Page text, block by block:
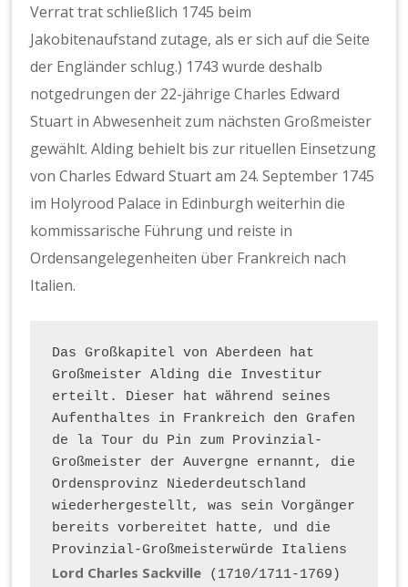
Verrat trat schließlich 1745 beim
Jakobitenaufstand zutage, als er sich auf die Seite
der Engländer schlug.) 1743 wurde deshalb
notgedrungen der 22-jährige Charles Edward
Stuart in Abwesenheit zum nächsten Großmeister
gewählt. Alding behielt bis zur rituellen Einsetzung
von Charles Edward Stuart am 24. September 1745
im Holyrood Palace in Edinburgh weiterhin die
kommissarische Führung und reiste in
Ordensangelegenheiten über Frankreich nach
Italien.
Das Großkapitel von Aberdeen hat
Großmeister Alding die Investitur
erteilt. Dieser hat während seines
Aufenthaltes in Frankreich den Grafen
de la Tour du Pin zum Provinzial-
Großmeister der Auvergne ernannt, die
Ordensprovinz Niederdeutschland
wiederhergestellt, was sein Vorgänger
bereits vorbereitet hatte, und die
Lord Charles Sackville (1710/1711-1769)